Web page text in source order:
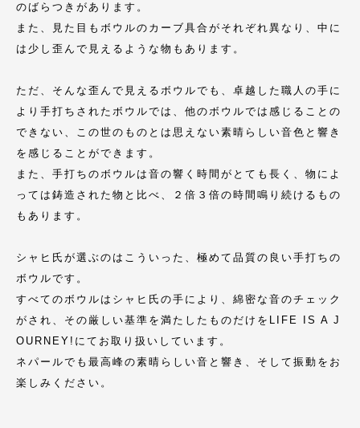
のばらつきがあります。
また、見た目もボウルのカーブ具合がそれぞれ異なり、中に
は少し歪んで見えるような物もあります。
ただ、そんな歪んで見えるボウルでも、卓越した職人の手に
より手打ちされたボウルでは、他のボウルでは感じることの
できない、この世のものとは思えない素晴らしい音色と響き
を感じることができます。
また、手打ちのボウルは音の響く時間がとても長く、物によ
っては鋳造された物と比べ、２倍３倍の時間鳴り続けるもの
もあります。
シャヒ氏が選ぶのはこういった、極めて品質の良い手打ちの
ボウルです。
すべてのボウルはシャヒ氏の手により、綿密な音のチェック
がされ、その厳しい基準を満たしたものだけをLIFE IS A J
OURNEY!にてお取り扱いしています。
ネパールでも最高峰の素晴らしい音と響き、そして振動をお
楽しみください。